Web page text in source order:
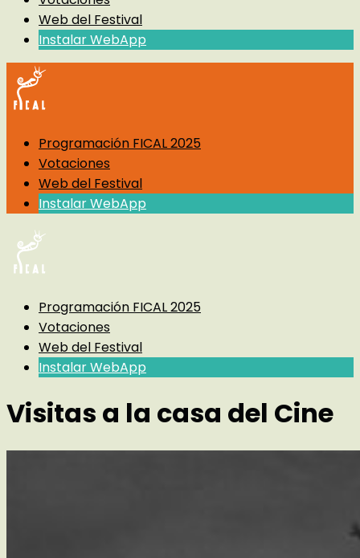
Web del Festival
Instalar WebApp
Programación FICAL 2025
Votaciones
Web del Festival
Instalar WebApp
Programación FICAL 2025
Votaciones
Web del Festival
Instalar WebApp
Visitas a la casa del Cine